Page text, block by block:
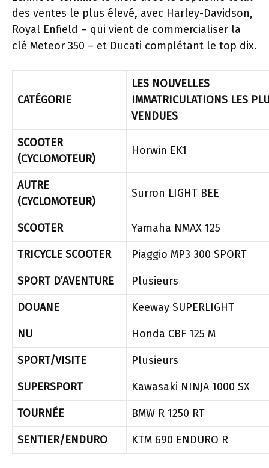
des ventes le plus élevé, avec Harley-Davidson,
Royal Enfield – qui vient de commercialiser la
clé Meteor 350 – et Ducati complétant le top dix.
CATÉGORIE
LES NOUVELLES
IMMATRICULATIONS LES
VENDUES
SCOOTER
(CYCLOMOTEUR)
Horwin EK1
AUTRE
(CYCLOMOTEUR)
Surron LIGHT BEE
SCOOTER
Yamaha NMAX 125
TRICYCLE SCOOTER
Piaggio MP3 300 SPORT
SPORT D’AVENTURE
Plusieurs
DOUANE
Keeway SUPERLIGHT
NU
Honda CBF 125 M
SPORT/VISITE
Plusieurs
SUPERSPORT
Kawasaki NINJA 1000 SX
TOURNÉE
BMW R 1250 RT
SENTIER/ENDURO
KTM 690 ENDURO R